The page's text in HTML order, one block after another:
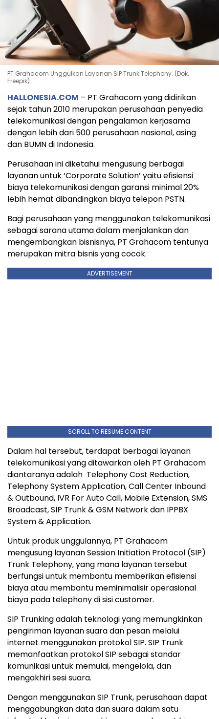
PT Grahacom Unggulkan Layanan SIP Trunk Telephony. (Dok.
Freepik)
HALLONESIA.COM – PT Grahacom yang didirikan
sejak tahun 2010 merupakan perusahaan penyedia
telekomunikasi dengan pengalaman kerjasama
dengan lebih dari 500 perusahaan nasional, asing
dan BUMN di Indonesia.
Perusahaan ini diketahui mengusung berbagai
layanan untuk ‘Corporate Solution’ yaitu efisiensi
biaya telekomunikasi dengan garansi minimal 20%
lebih hemat dibandingkan biaya telepon PSTN.
Bagi perusahaan yang menggunakan telekomunikasi
sebagai sarana utama dalam menjalankan dan
mengembangkan bisnisnya, PT Grahacom tentunya
merupakan mitra bisnis yang cocok.
ADVERTISEMENT
SCROLL TO RESUME CONTENT
Dalam hal tersebut, terdapat berbagai layanan
telekomunikasi yang ditawarkan oleh PT Grahacom
diantaranya adalah Telephony Cost Reduction,
Telephony System Application, Call Center Inbound
& Outbound, IVR For Auto Call, Mobile Extension, SMS
Broadcast, SIP Trunk & GSM Network dan IPPBX
System & Application.
Untuk produk unggulannya, PT Grahacom
mengusung layanan Session Initiation Protocol (SIP)
Trunk Telephony, yang mana layanan tersebut
berfungsi untuk membantu memberikan efisiensi
biaya atau membantu meminimalisir operasional
biaya pada telephony di sisi customer.
SIP Trunking adalah teknologi yang memungkinkan
pengiriman layanan suara dan pesan melalui
internet menggunakan protokol SIP. SIP Trunk
memanfaatkan protokol SIP sebagai standar
komunikasi untuk memulai, mengelola, dan
mengakhiri sesi suara.
Dengan menggunakan SIP Trunk, perusahaan dapat
menggabungkan data dan suara dalam satu